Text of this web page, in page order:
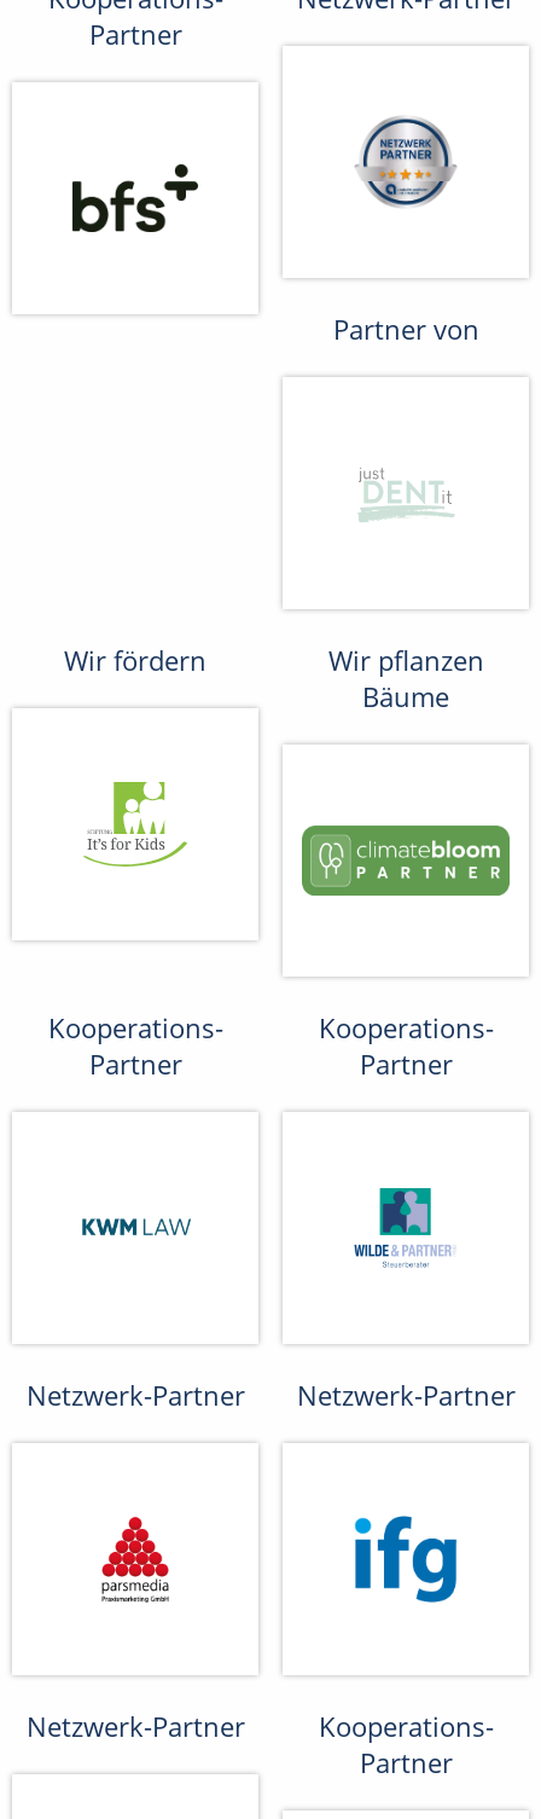
Partner
Partner von
Wir fördern
Wir pflanzen
Bäume
Kooperations-
Partner
Kooperations-
Partner
Netzwerk-Partner Netzwerk-Partner
Netzwerk-Partner
Kooperations-
Partner